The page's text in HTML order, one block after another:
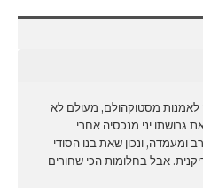
לאמנות מסטוקהולם, מעולם לא
גרושתו יני מנכסיה אחרי
ונכון שאת בנו הסודי
אבל בחלומות הכי שחורים